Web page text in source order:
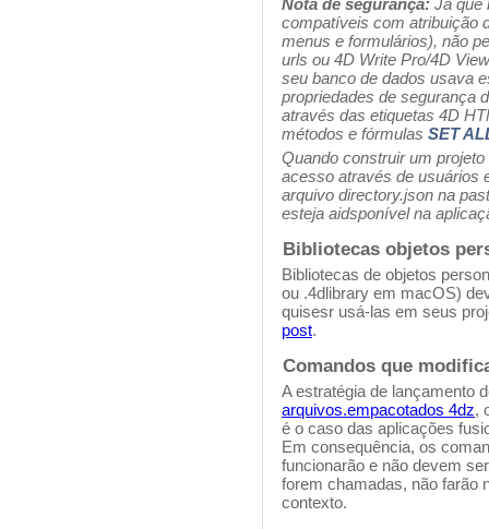
Nota de segurança: Já que
compatíveis com atribuição
menus e formulários), não
urls ou 4D Write Pro/4D
seu banco de dados usava
propriedades de segurança
através das etiquetas 4D
métodos e fórmulas SET
Quando construir um
acesso através de usuários
arquivo directory.json na
esteja aidsponível na
Bibliotecas objetos
Bibliotecas de objetos
ou .4dlibrary em macOS)
quisesr usá-las em seus
post.
Comandos que
A estratégia de lançamento
arquivos.empacotados 4dz,
é o caso das aplicações
Em consequência, os
funcionarão e não devem
forem chamadas, não farão
contexto.